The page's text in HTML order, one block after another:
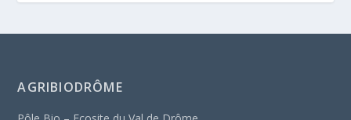
AGRIBIODRÔME